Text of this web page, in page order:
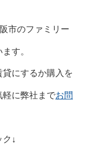
市のファミリー
す。
にするか購入を
軽に弊社までお問
ク↓